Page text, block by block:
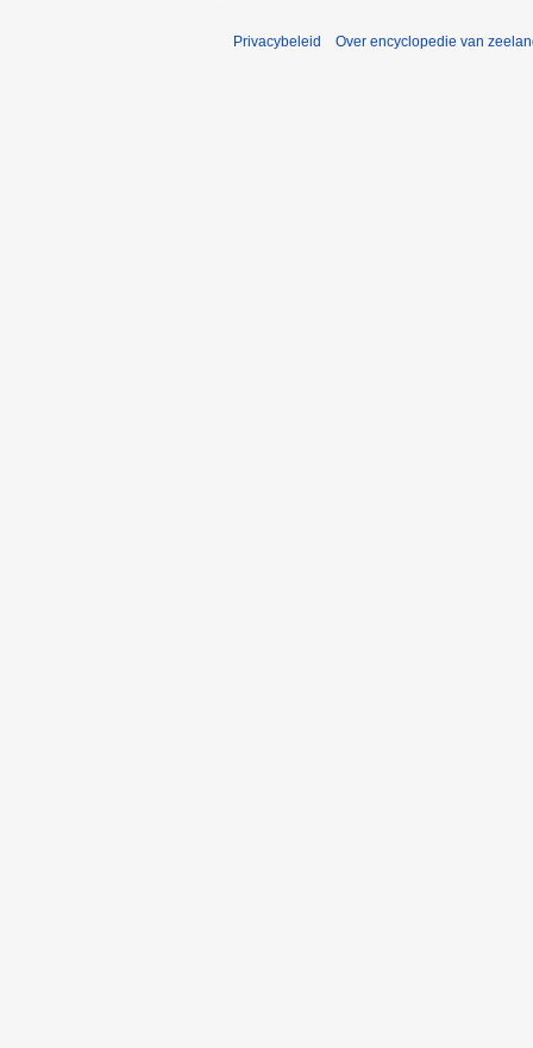
Privacybeleid Over encyclopedie van